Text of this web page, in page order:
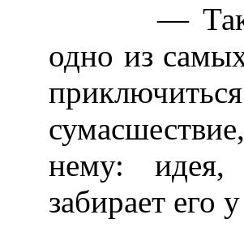
— Так вот
одно из
нему: идея,
забирает его